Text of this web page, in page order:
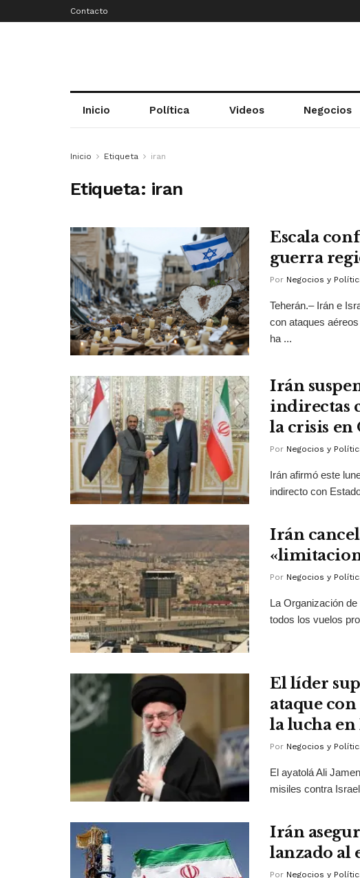
Contacto
Inicio Política Videos Negocios
Inicio Etiqueta iran
Etiqueta: iran
Escala
guerra
Por Negocios y
Teherán.– Irán e
con ataques
ha ...
Irán
indirectas
la crisis
Por Negocios y
Irán afirmó este
indirecto con
Irán
Por Negocios y
La Organización
todos los vuelos
El líder
ataque
la lucha
Por Negocios y
El ayatolá Ali
misiles contra
Irán
lanzado al
Por Negocios y